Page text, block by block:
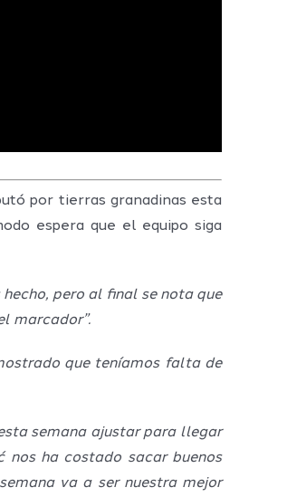
por tierras granadinas esta
espera que el equipo siga
hecho, pero al final se nota que
marcador”.
que teníamos falta de
semana ajustar para llegar
nos ha costado sacar buenos
va a ser nuestra mejor